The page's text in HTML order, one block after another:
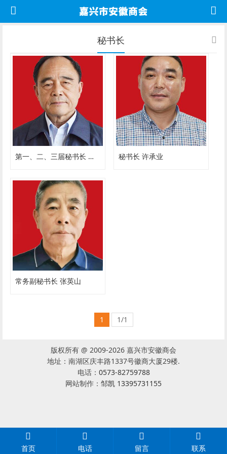
秘书长
第一、二、三届秘书长 罗祥先 秘书长 许承业
常务副秘书长 张英山
1 1/1
版权所有 @ 2009-2026 嘉兴市安徽商会
地址：南湖区庆丰路1337号徽商大厦29楼.
电话： 0573-82759788
网站制作： 邹凯 13395731155
首页 电话 留言 联系